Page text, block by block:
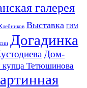
галерея
Выставка ГИМ
Догадинка
Дом-
Тетюшинова